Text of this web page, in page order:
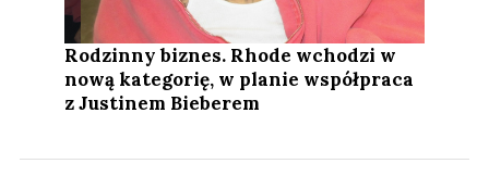
Rodzinny biznes. Rhode wchodzi w
nową kategorię, w planie współpraca
z Justinem Bieberem